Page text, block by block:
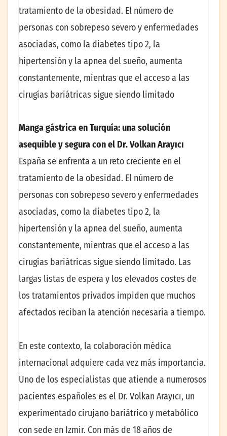
tratamiento de la obesidad. El número de
personas con sobrepeso severo y enfermedades
asociadas, como la diabetes tipo 2, la
hipertensión y la apnea del sueño, aumenta
constantemente, mientras que el acceso a las
cirugías bariátricas sigue siendo limitado
Manga gástrica en Turquía: una solución
asequible y segura con el Dr. Volkan Arayıcı
España se enfrenta a un reto creciente en el
tratamiento de la obesidad. El número de
personas con sobrepeso severo y enfermedades
asociadas, como la diabetes tipo 2, la
hipertensión y la apnea del sueño, aumenta
constantemente, mientras que el acceso a las
cirugías bariátricas sigue siendo limitado. Las
largas listas de espera y los elevados costes de
los tratamientos privados impiden que muchos
afectados reciban la atención necesaria a tiempo.
En este contexto, la colaboración médica
internacional adquiere cada vez más importancia.
Uno de los especialistas que atiende a numerosos
pacientes españoles es el Dr. Volkan Arayıcı, un
experimentado cirujano bariátrico y metabólico
con sede en Izmir. Con más de 18 años de